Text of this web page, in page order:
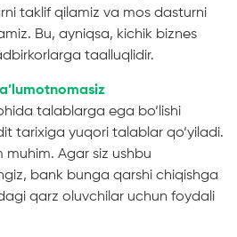
taklif qilamiz va mos dasturni
Bu, ayniqsa, kichik biznes
taalluqlidir.
talablarga ega bo‘lishi
tarixiga yuqori talablar qo‘yiladi.
Agar siz ushbu
bank bunga qarshi chiqishga
qarz oluvchilar uchun foydali